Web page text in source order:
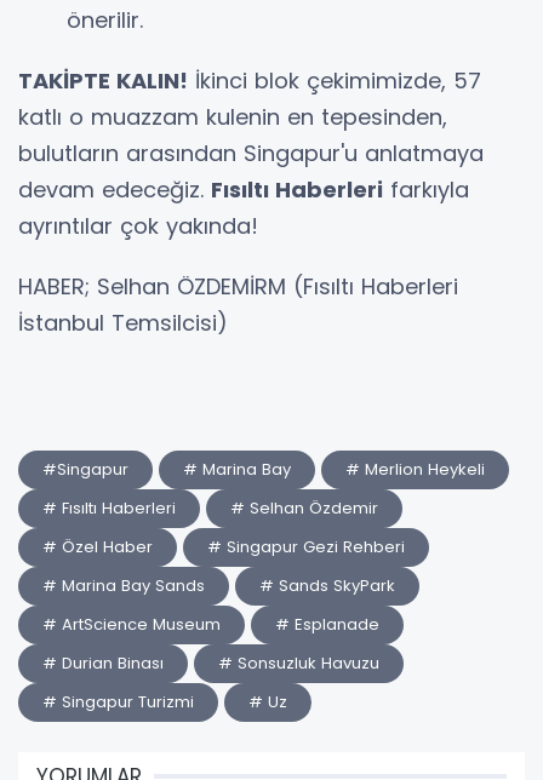
önerilir.
TAKİPTE KALIN! İkinci blok çekimimizde, 57
katlı o muazzam kulenin en tepesinden,
bulutların arasından Singapur'u anlatmaya
devam edeceğiz. Fısıltı Haberleri farkıyla
ayrıntılar çok yakında!
HABER; Selhan ÖZDEMİRM (Fısıltı Haberleri
İstanbul Temsilcisi)
#Singapur # Marina Bay
# Merlion Heykeli
# Fısıltı Haberleri
# Selhan Özdemir
# Özel Haber
# Singapur Gezi Rehberi
# Marina Bay Sands
# Sands SkyPark
# ArtScience Museum
# Esplanade
# Durian Binası
# Sonsuzluk Havuzu
# Singapur Turizmi
# Uz